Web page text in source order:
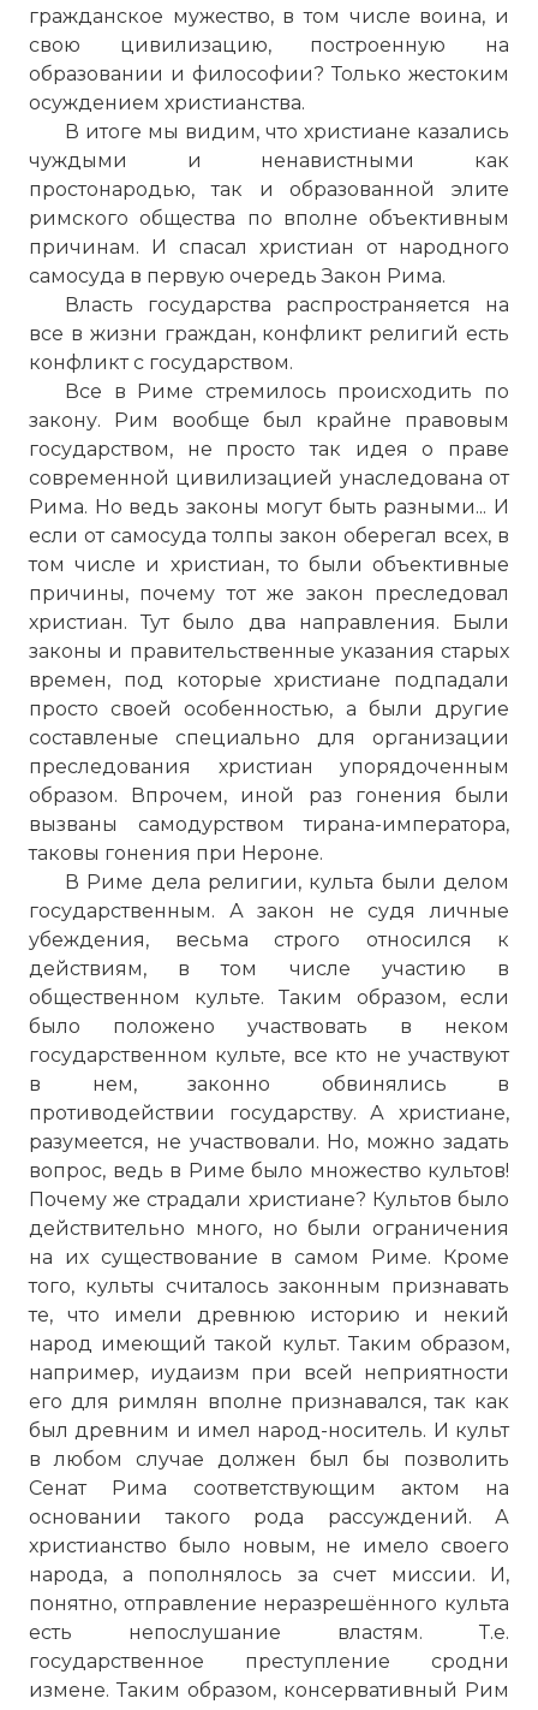
гражданское мужество, в том числе воина, и
свою цивилизацию, построенную на
образовании и философии? Только жестоким
осуждением христианства.
В итоге мы видим, что христиане казались
чуждыми и ненавистными как
простонародью, так и образованной элите
римского общества по вполне объективным
причинам. И спасал христиан от народного
самосуда в первую очередь Закон Рима.
Власть государства распространяется на
все в жизни граждан, конфликт религий есть
конфликт с государством.
Все в Риме стремилось происходить по
закону. Рим вообще был крайне правовым
государством, не просто так идея о праве
современной цивилизацией унаследована от
Рима. Но ведь законы могут быть разными... И
если от самосуда толпы закон оберегал всех, в
том числе и христиан, то были объективные
причины, почему тот же закон преследовал
христиан. Тут было два направления. Были
законы и правительственные указания старых
времен, под которые христиане подпадали
просто своей особенностью, а были другие
составленые специально для организации
преследования христиан упорядоченным
образом. Впрочем, иной раз гонения были
вызваны самодурством тирана-императора,
таковы гонения при Нероне.
В Риме дела религии, культа были делом
государственным. А закон не судя личные
убеждения, весьма строго относился к
действиям, в том числе участию в
общественном культе. Таким образом, если
было положено участвовать в неком
государственном культе, все кто не участвуют
в нем, законно обвинялись в
противодействии государству. А христиане,
разумеется, не участвовали. Но, можно задать
вопрос, ведь в Риме было множество культов!
Почему же страдали христиане? Культов было
действительно много, но были ограничения
на их существование в самом Риме. Кроме
того, культы считалось законным признавать
те, что имели древнюю историю и некий
народ имеющий такой культ. Таким образом,
например, иудаизм при всей неприятности
его для римлян вполне признавался, так как
был древним и имел народ-носитель. И культ
в любом случае должен был бы позволить
Сенат Рима соответствующим актом на
основании такого рода рассуждений. А
христианство было новым, не имело своего
народа, а пополнялось за счет миссии. И,
понятно, отправление неразрешённого культа
есть непослушание властям. Т.е.
государственное преступление сродни
измене. Таким образом, консервативный Рим
Oscar_Strachan_9.1 Anti-Christian Policies in the
Проверочный код:
Вернуться в статью:Гонения на христиан в